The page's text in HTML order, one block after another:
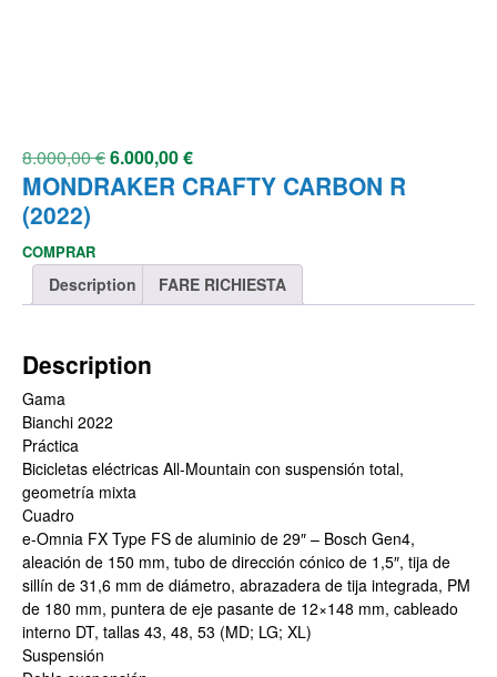
8.000,00€6.000,00€
MONDRAKER CRAFTY CARBON R
(2022)
COMPRAR
Description FARE RICHIESTA
Description
Gama
Bianchi 2022
Práctica
Bicicletas eléctricas All-Mountain con suspensión total,
geometría mixta
Cuadro
e-Omnia FX Type FS de aluminio de 29″ – Bosch Gen4,
aleación de 150 mm, tubo de dirección cónico de 1,5″, tija de
sillín de 31,6 mm de diámetro, abrazadera de tija integrada, PM
de 180 mm, puntera de eje pasante de 12×148 mm, cableado
interno DT, tallas 43, 48, 53 (MD; LG; XL)
Suspensión